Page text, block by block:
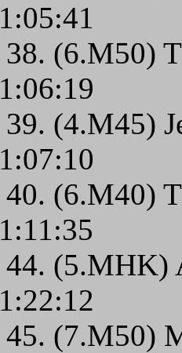
1:05:41
38. (6.M50)
1:06:19
39. (4.M45)
1:07:10
40. (6.M40)
1:11:35
44. (5.MHK)
1:22:12
45. (7.M50)